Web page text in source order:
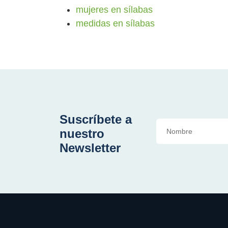
mujeres en sílabas
medidas en sílabas
Suscríbete a
nuestro
Newsletter